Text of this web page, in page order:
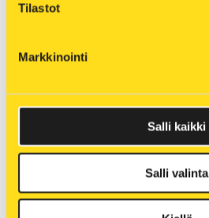
Tilastot
Markkinointi
Salli kaikki
Salli valinta
« Muut ajankohtaiset uutiset